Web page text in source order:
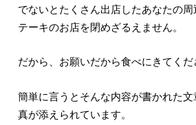
でないとたくさん出店したあなたの
テーキのお店を閉めざるえません。
だから、お願いだから食べにきてくだ
簡単に言うとそんな内容が書かれた
真が添えられています。